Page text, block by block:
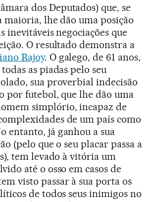
dos Deputados) que, se
maioria, lhe dão uma posição
inevitáveis negociações que
O resultado demonstra a
Rajoy. O galego, de 61 anos,
as piadas pelo seu
sua proverbial indecisão
por futebol, que lhe dão uma
simplório, incapaz de
de um país como
entanto, já ganhou a sua
(pelo que o seu placar passa a
tem levado à vitória um
até o osso em casos de
visto passar à sua porta os
de todos seus inimigos no